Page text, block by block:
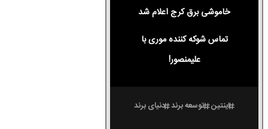
خاموشی برق کرج اعلام شد
تماس شوکه کننده موری با
علیمنصور!
اینتین توسعه برند دنیای برند